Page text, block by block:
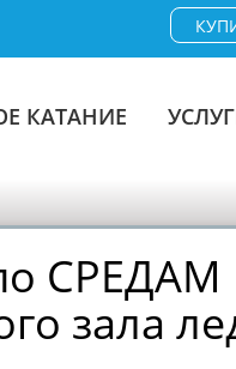
КАТАНИЕ
СРЕДАМ
зала